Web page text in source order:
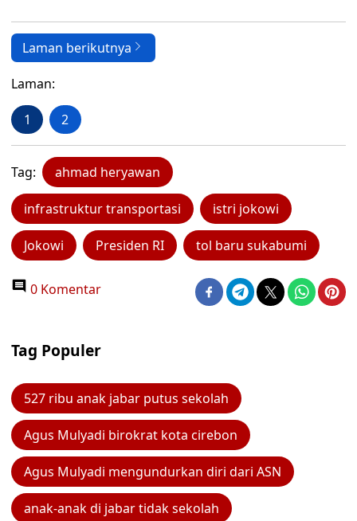
Laman berikutnya
Laman:
1 2
Tag: ahmad heryawan
infrastruktur transportasi istri jokowi
Jokowi Presiden RI tol baru sukabumi
0 Komentar
Tag Populer
527 ribu anak jabar putus sekolah
Agus Mulyadi birokrat kota cirebon
Agus Mulyadi mengundurkan diri dari ASN
anak-anak di jabar tidak sekolah